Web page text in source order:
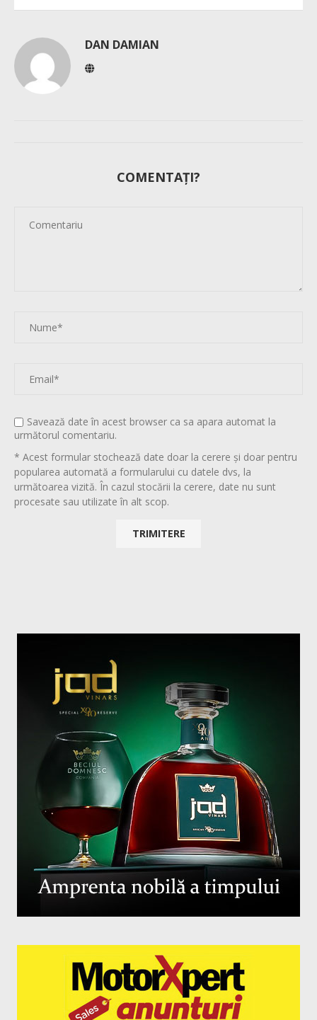
DAN DAMIAN
COMENTAȚI?
Savează date în acest browser ca sa apara automat la
următorul comentariu.
* Acest formular stochează date doar la cerere și doar pentru
popularea automată a formularului cu datele dvs, la
următoarea vizită. În cazul stocării la cerere, date nu sunt
procesate sau utilizate în alt scop.